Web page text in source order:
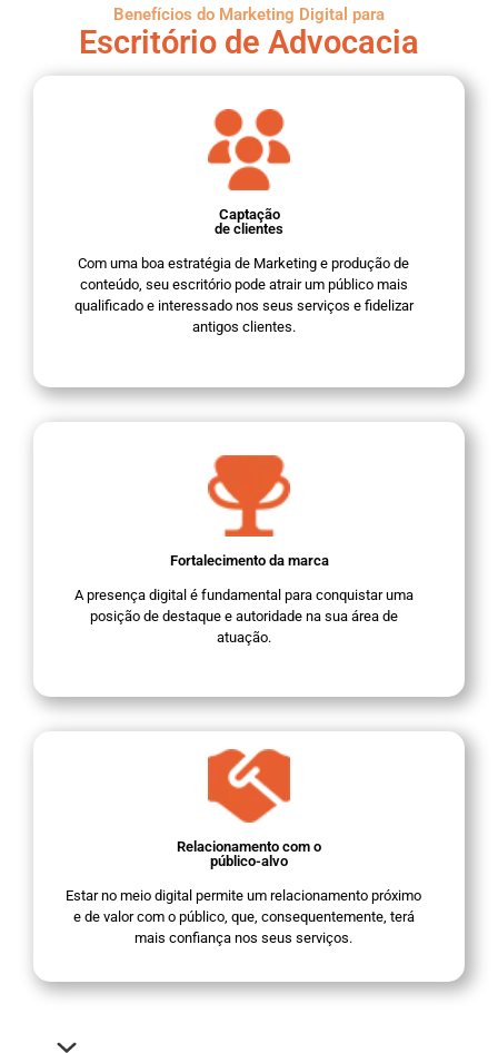
Benefícios do Marketing Digital para
Escritório de Advocacia
Captação
de clientes
Com uma boa estratégia de Marketing e produção de
conteúdo, seu escritório pode atrair um público mais
qualificado e interessado nos seus serviços e fidelizar
antigos clientes.
Fortalecimento da marca
A presença digital é fundamental para conquistar uma
posição de destaque e autoridade na sua área de
atuação.
Relacionamento com o
público-alvo
Estar no meio digital permite um relacionamento próximo
e de valor com o público, que, consequentemente, terá
mais confiança nos seus serviços.